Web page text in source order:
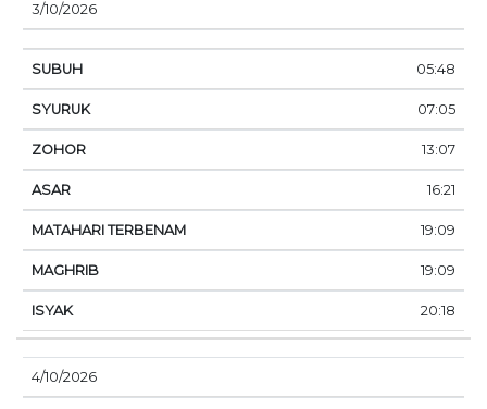
3/10/2026
05:48
07:05
13:07
16:21
19:09
19:09
20:18
4/10/2026